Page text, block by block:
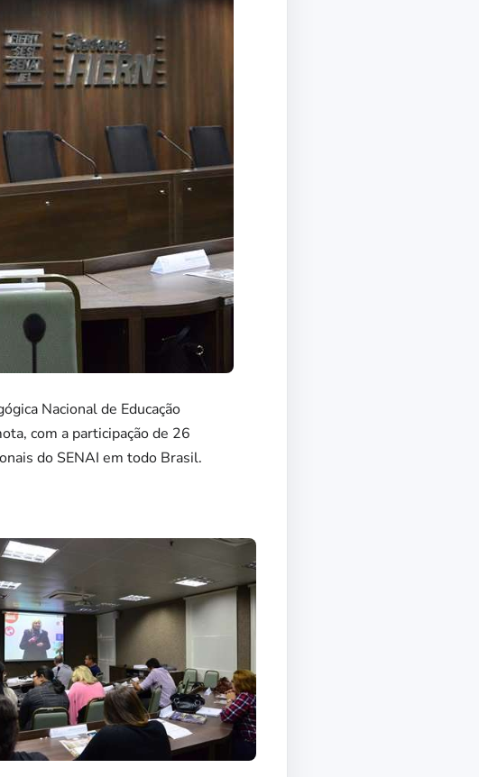
Nacional de Educação
com a participação de 26
do SENAI em todo Brasil.